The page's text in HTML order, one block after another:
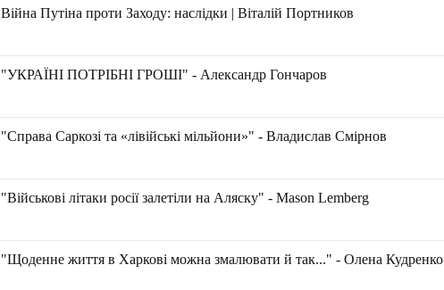
Війна Путіна проти Заходу: наслідки | Віталій Портников
"УКРАЇНІ ПОТРІБНІ ГРОШІ" - Александр Гончаров
"Справа Саркозі та «лівійські мільйони»" - Владислав Смірнов
"Військові літаки росії залетіли на Аляску" - Маson Lemberg
"Щоденне життя в Харкові можна змалювати й так..." - Олена Кудренко